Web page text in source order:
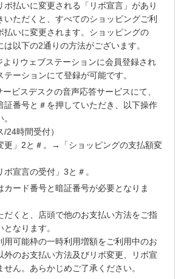
ボ払いに変更される「リボ宣言」があり
いただくと、すべてのショッピングご利
払いに変更されます。ショッピングの
は以下の2通りの方法がございます。
よりウェブステーションに会員登録され
ーションにて登録が可能です。
ビスデスクの音声応答サービスにて、
証番号と＃を押していただき、以下操作
/24時間受付）
更」2と＃。→「ショッピングの支払額変
宣言の受付」3と＃。
ード番号と暗証番号が必要となりま
くと、店頭で他のお支払い方法をご指
なります。
可能枠の一時利用増額をご利用中のお
外のお支払い方法及びリボ変更、リボ宣
ん。あらかじめご了承ください。